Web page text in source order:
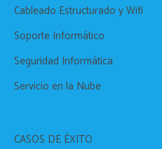
Cableado Estructurado y Wifi
Soporte Informático
Seguridad Informática
Servicio en la Nube
CASOS DE ÉXITO